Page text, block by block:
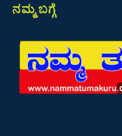
ನಮ್ಮ ಬಗ್ಗೆ